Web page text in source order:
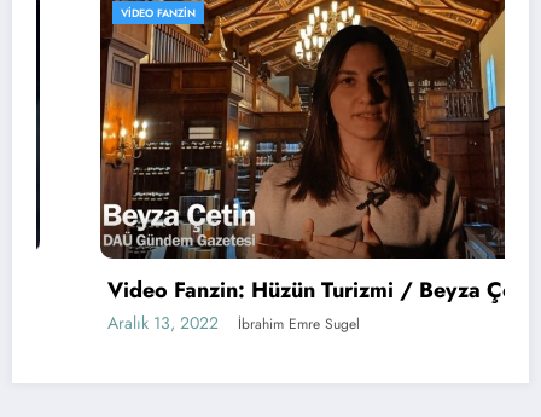
VIDEO FANZIN
Video Fanzin: Hüzün Turizmi / Beyza Çetin
Aralık 13, 2022 İbrahim Emre Sugel